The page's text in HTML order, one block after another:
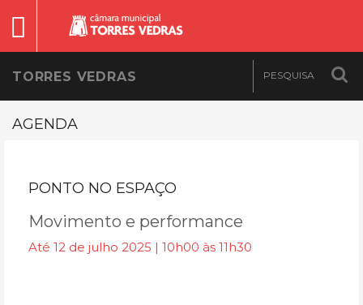
TORRES VEDRAS
AGENDA
PONTO NO ESPAÇO
Movimento e performance
Até 12 de julho 2025 | 10h00 às 11h30